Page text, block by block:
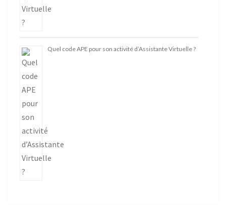
Quel code APE pour son activité d’Assistante Virtuelle ?